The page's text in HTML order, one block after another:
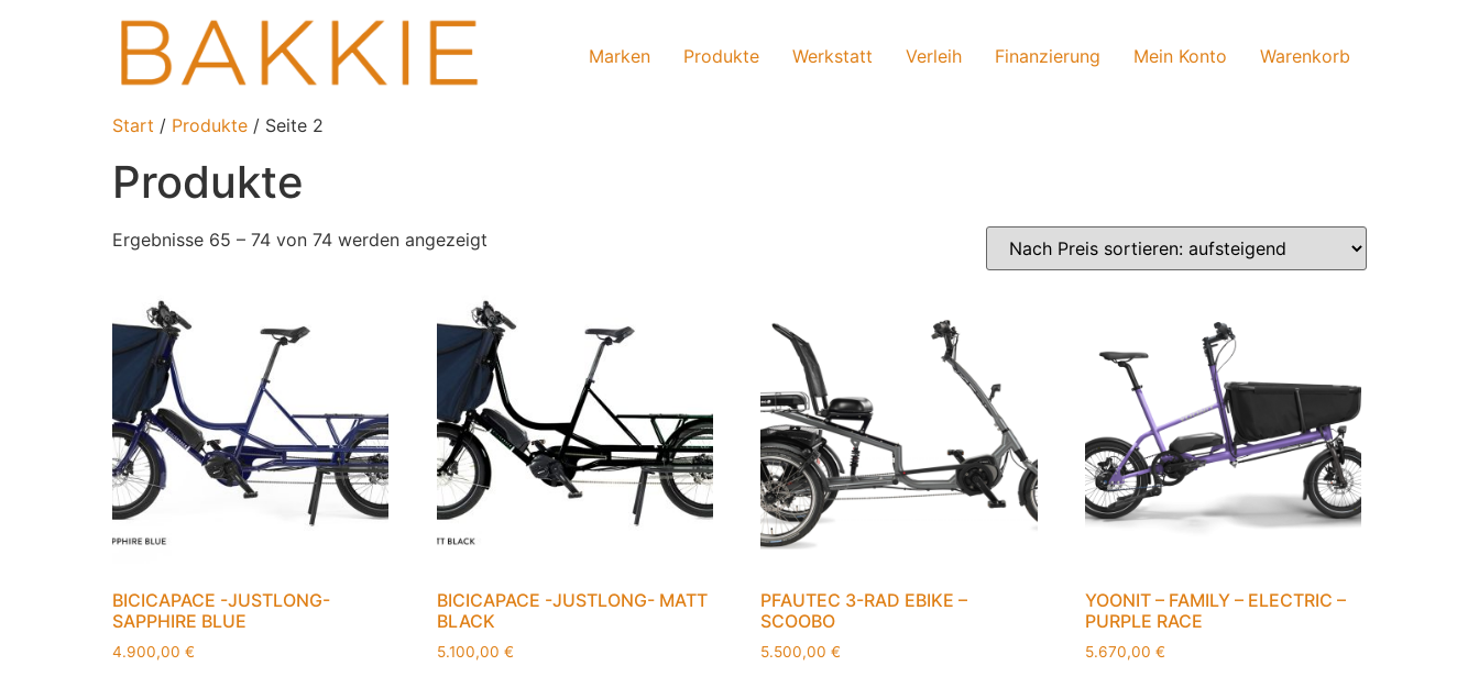
Marken Produkte Werkstatt Verleih Finanzierung Mein Konto Warenkorb
Start / Produkte / Seite 2
Produkte
Ergebnisse 65 – 74 von 74 werden angezeigt
BICICAPACE -JUSTLONG-
SAPPHIRE BLUE
4.900,00 €
BICICAPACE -JUSTLONG- MATT
BLACK
5.100,00 €
PFAUTEC 3-RAD EBIKE –
SCOOBO
5.500,00€
YOONIT – FAMILY – ELECTRIC –
PURPLE RACE
5.670,00€